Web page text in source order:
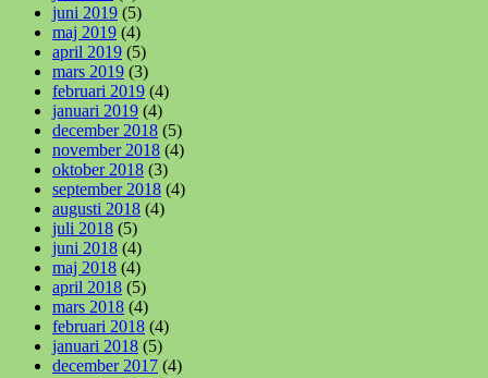
juni 2019 (5)
maj 2019 (4)
april 2019 (5)
mars 2019 (3)
februari 2019 (4)
januari 2019 (4)
december 2018 (5)
november 2018 (4)
oktober 2018 (3)
september 2018 (4)
augusti 2018 (4)
juli 2018 (5)
juni 2018 (4)
maj 2018 (4)
april 2018 (5)
mars 2018 (4)
februari 2018 (4)
januari 2018 (5)
december 2017 (4)